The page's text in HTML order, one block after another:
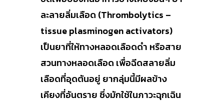
ละลายลิ่มเลือด (Thrombolytics –
tissue plasminogen activators)
เป็นยาที่ให้ทางหลอดเลือดดำ หรือสาย
สวนทางหลอดเลือด เพื่อฉีดสลายลิ่ม
เลือดที่อุดตันอยู่ ยากลุ่มนี้มีผลข้าง
เคียงที่อันตราย ซึ่งมักใช้ในภาวะฉุกเฉิน